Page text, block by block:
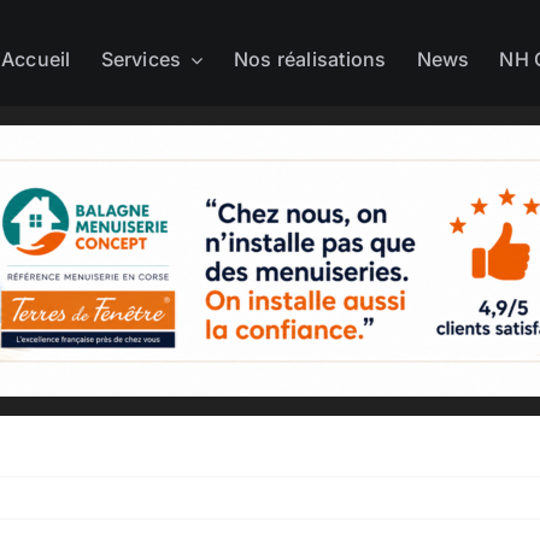
Accueil Services Nos réalisations News NH